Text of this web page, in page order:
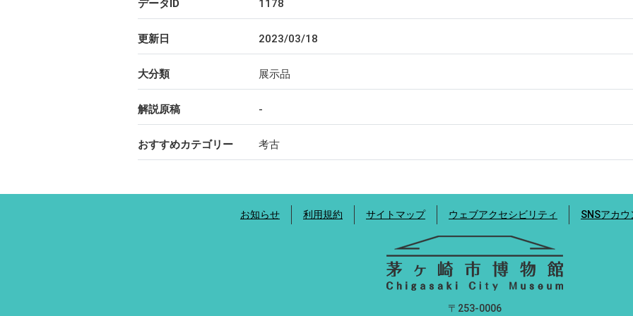
データID 1178
更新日 2023/03/18
大分類 展示品
解説原稿 -
おすすめカテゴリー 考古
お知らせ 利用規約 サイトマップ ウェブアクセシビリティ SNSアカ
〒253-0006